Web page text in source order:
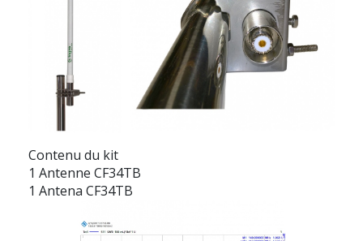
Contenu du kit
1 Antenne CF34TB
1 Antena CF34TB